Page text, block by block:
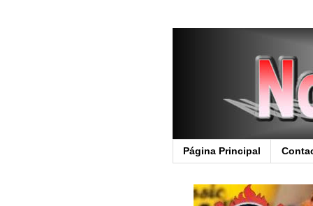
Página Principal